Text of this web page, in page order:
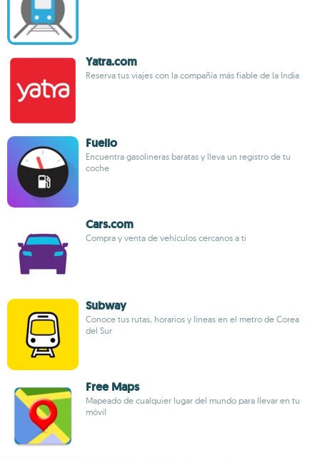
Yatra.com
Reserva tus viajes con la compañía más fiable de la India
Fuelio
Encuentra gasolineras baratas y lleva un registro de tu
coche
Cars.com
Compra y venta de vehículos cercanos a ti
Subway
Conoce tus rutas, horarios y líneas en el metro de Corea
del Sur
Free Maps
Mapeado de cualquier lugar del mundo para llevar en tu
móvil